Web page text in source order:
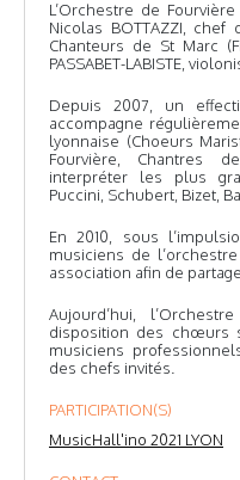
L’Orchestre de
Nicolas BOTTAZZI,
Chanteurs de St Marc
PASSABET-LABISTE,
Depuis 2007, un
accompagne
lyonnaise (Choeurs
Fourvière, Chantres
interpréter les plus
Puccini, Schubert, Bizet,
En 2010, sous
musiciens de
association afin de
Aujourd’hui,
disposition des chœurs
musiciens
des chefs invités.
PARTICIPATION(S)
MusicHall'ino 2021 LYON